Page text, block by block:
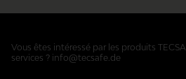
Vous êtes intéressé par les produits
services ? info@tecsafe.de